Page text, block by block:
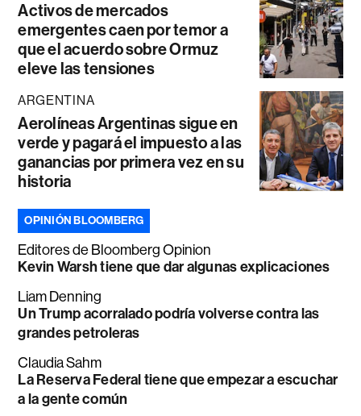
Activos de mercados
emergentes caen por temor a
que el acuerdo sobre Ormuz
eleve las tensiones
ARGENTINA
Aerolíneas Argentinas sigue en
verde y pagará el impuesto a las
ganancias por primera vez en su
historia
OPINIÓN BLOOMBERG
Editores de Bloomberg Opinion
Kevin Warsh tiene que dar algunas explicaciones
Liam Denning
Un Trump acorralado podría volverse contra las
grandes petroleras
Claudia Sahm
La Reserva Federal tiene que empezar a escuchar
a la gente común